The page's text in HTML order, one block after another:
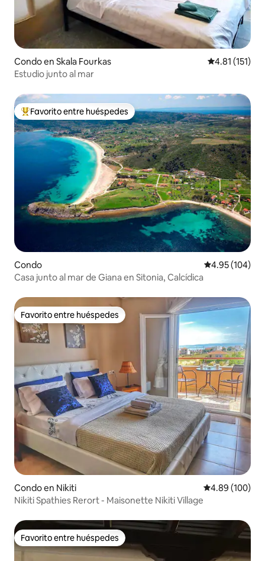
Condo en Skala Fourkas Calificación
4.81 (151)
Estudio junto al mar
Favorito entre huéspedes preferido
Favorito entre huéspedes
Condo Calificación
4.95 (104)
Casa junto al mar de Giana en Sitonia, Calcídica
Favorito entre huéspedes
Favorito entre huéspedes
Condo en Nikiti Calificación
4.89 (100)
Nikiti Spathies Rerort - Maisonette Nikiti Village
Favorito entre huéspedes
Favorito entre huéspedes